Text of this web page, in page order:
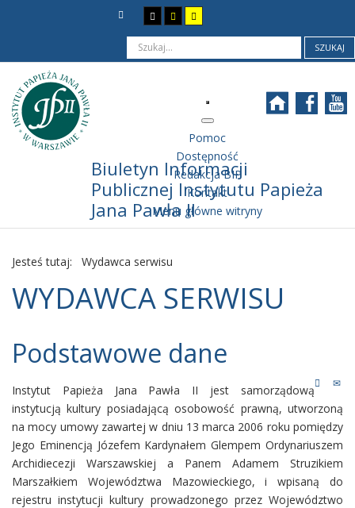
SZUKAJ
Biuletyn Informacji
Publicznej Instytutu Papieża
Jana Pawła II
Pomoc
Dostępność
Redakcja BIP
Kontakt
Menu główne witryny
Jesteś tutaj: Wydawca serwisu
WYDAWCA SERWISU
Podstawowe dane
Instytut Papieża Jana Pawła II jest samorządową
instytucją kultury posiadającą osobowość prawną, utworzoną
na mocy umowy zawartej w dniu 13 marca 2006 roku pomiędzy
Jego Eminencją Józefem Kardynałem Glempem Ordynariuszem
Archidiecezji Warszawskiej a Panem Adamem Struzikiem
Marszałkiem Województwa Mazowieckiego, i wpisaną do
rejestru instytucji kultury prowadzonego przez Województwo